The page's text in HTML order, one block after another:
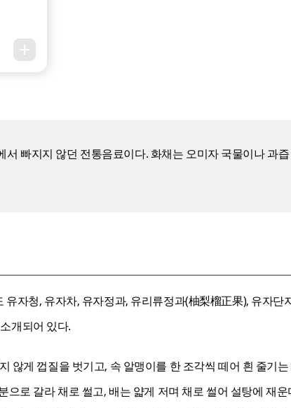
빠지지 않던 전통음료이다. 화채는 오미자 국물이나 과
자청, 유자차, 유자정과, 유리류정과(柚梨榴正果), 유자
개되어 있다.
않게 껍질을 벗기고, 속 알맹이를 한 조각씩 떼어 흰 줄기
으로 갈라 채로 썰고, 배는 얇게 저며 채로 썰어 설탕에 재